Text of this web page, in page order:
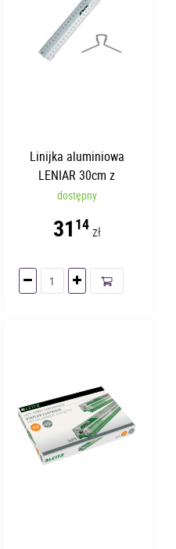
Linijka aluminiowa
LENIAR 30cm z
uchwytem 30161
dostępny
31 14zł